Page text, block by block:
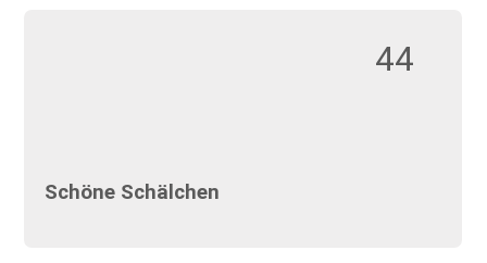
44
Schöne Schälchen